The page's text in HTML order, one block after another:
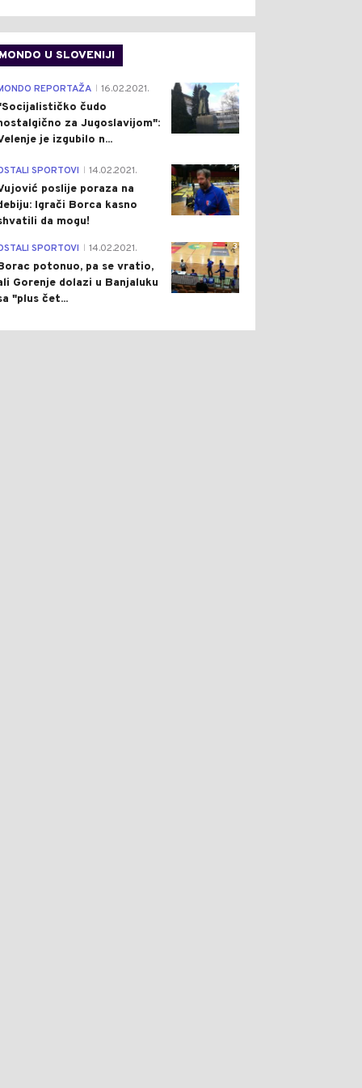
MONDO U SLOVENIJI
4
REPORTAŽA 16.02.2021.
čudo
za Jugoslavijom":
je izgubilo n...
1
SPORTOVI 14.02.2021.
poslije poraza na
Igrači Borca kasno
da mogu!
3
SPORTOVI 14.02.2021.
potonuo, pa se vratio,
Gorenje dolazi u Banjaluku
"plus čet...